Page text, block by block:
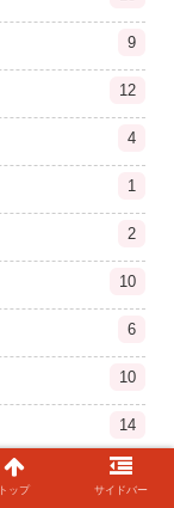
9
12
4
1
2
10
6
10
14
2
トップ サイドバー